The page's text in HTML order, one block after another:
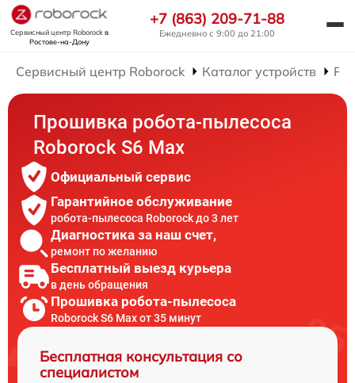
Сервисный центр Roborockв
Ростове-на-Дону
+7 (863) 209-71-88
Ежедневно с 9:00 до 21:00
Сервисный центр Roborock Каталог устройств
Прошивка робота-пылесоса
Roborock S6 Max
Официальный сервис
Гарантийное обслуживание
робота-пылесоса Roborock до 3 лет
Диагностика за наш счет,
ремонт по желанию
Бесплатный выезд курьера
в день обращения
Прошивка робота-пылесоса
Roborock S6 Max от 35 минут
Бесплатная консультация со
специалистом